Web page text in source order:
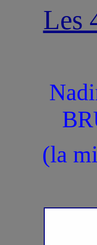
Les
(la